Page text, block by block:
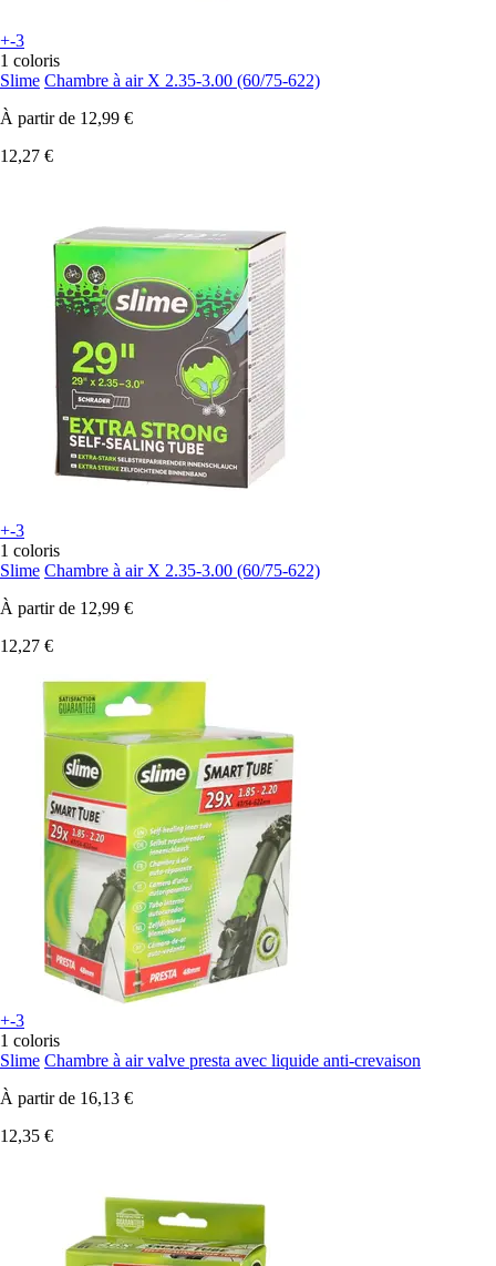
+-3
1 coloris
Slime Chambre à air X 2.35-3.00 (60/75-622)
À partir de 12,99 €
12,27 €
+-3
1 coloris
Slime Chambre à air X 2.35-3.00 (60/75-622)
À partir de 12,99 €
12,27 €
+-3
1 coloris
Slime Chambre à air valve presta avec liquide anti-crevaison
À partir de 16,13 €
12,35 €